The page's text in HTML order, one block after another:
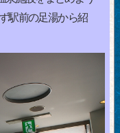
駅前の足湯から紹